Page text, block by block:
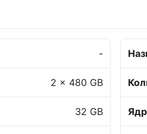
-
2 x 480 GB
32 GB